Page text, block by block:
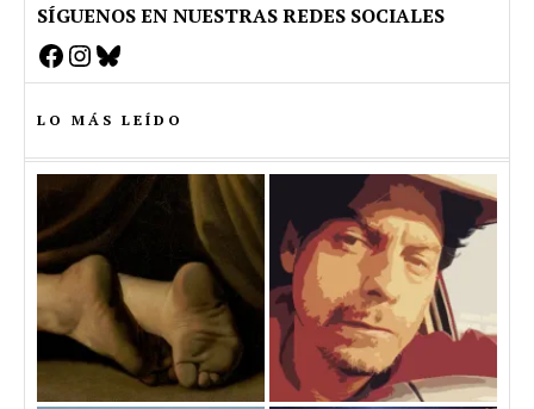
SÍGUENOS EN NUESTRAS REDES SOCIALES
Facebook
Instagram
Bluesky
LO MÁS LEÍDO